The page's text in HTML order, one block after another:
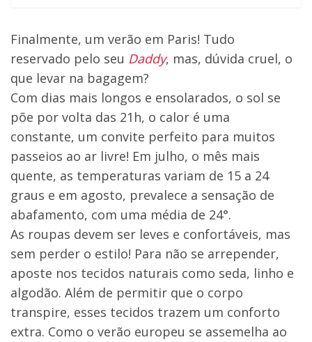
Finalmente, um verão em Paris! Tudo
reservado pelo seu Daddy, mas, dúvida cruel, o
que levar na bagagem?
Com dias mais longos e ensolarados, o sol se
põe por volta das 21h, o calor é uma
constante, um convite perfeito para muitos
passeios ao ar livre! Em julho, o mês mais
quente, as temperaturas variam de 15 a 24
graus e em agosto, prevalece a sensação de
abafamento, com uma média de 24°.
As roupas devem ser leves e confortáveis, mas
sem perder o estilo! Para não se arrepender,
aposte nos tecidos naturais como seda, linho e
algodão. Além de permitir que o corpo
transpire, esses tecidos trazem um conforto
extra. Como o verão europeu se assemelha ao